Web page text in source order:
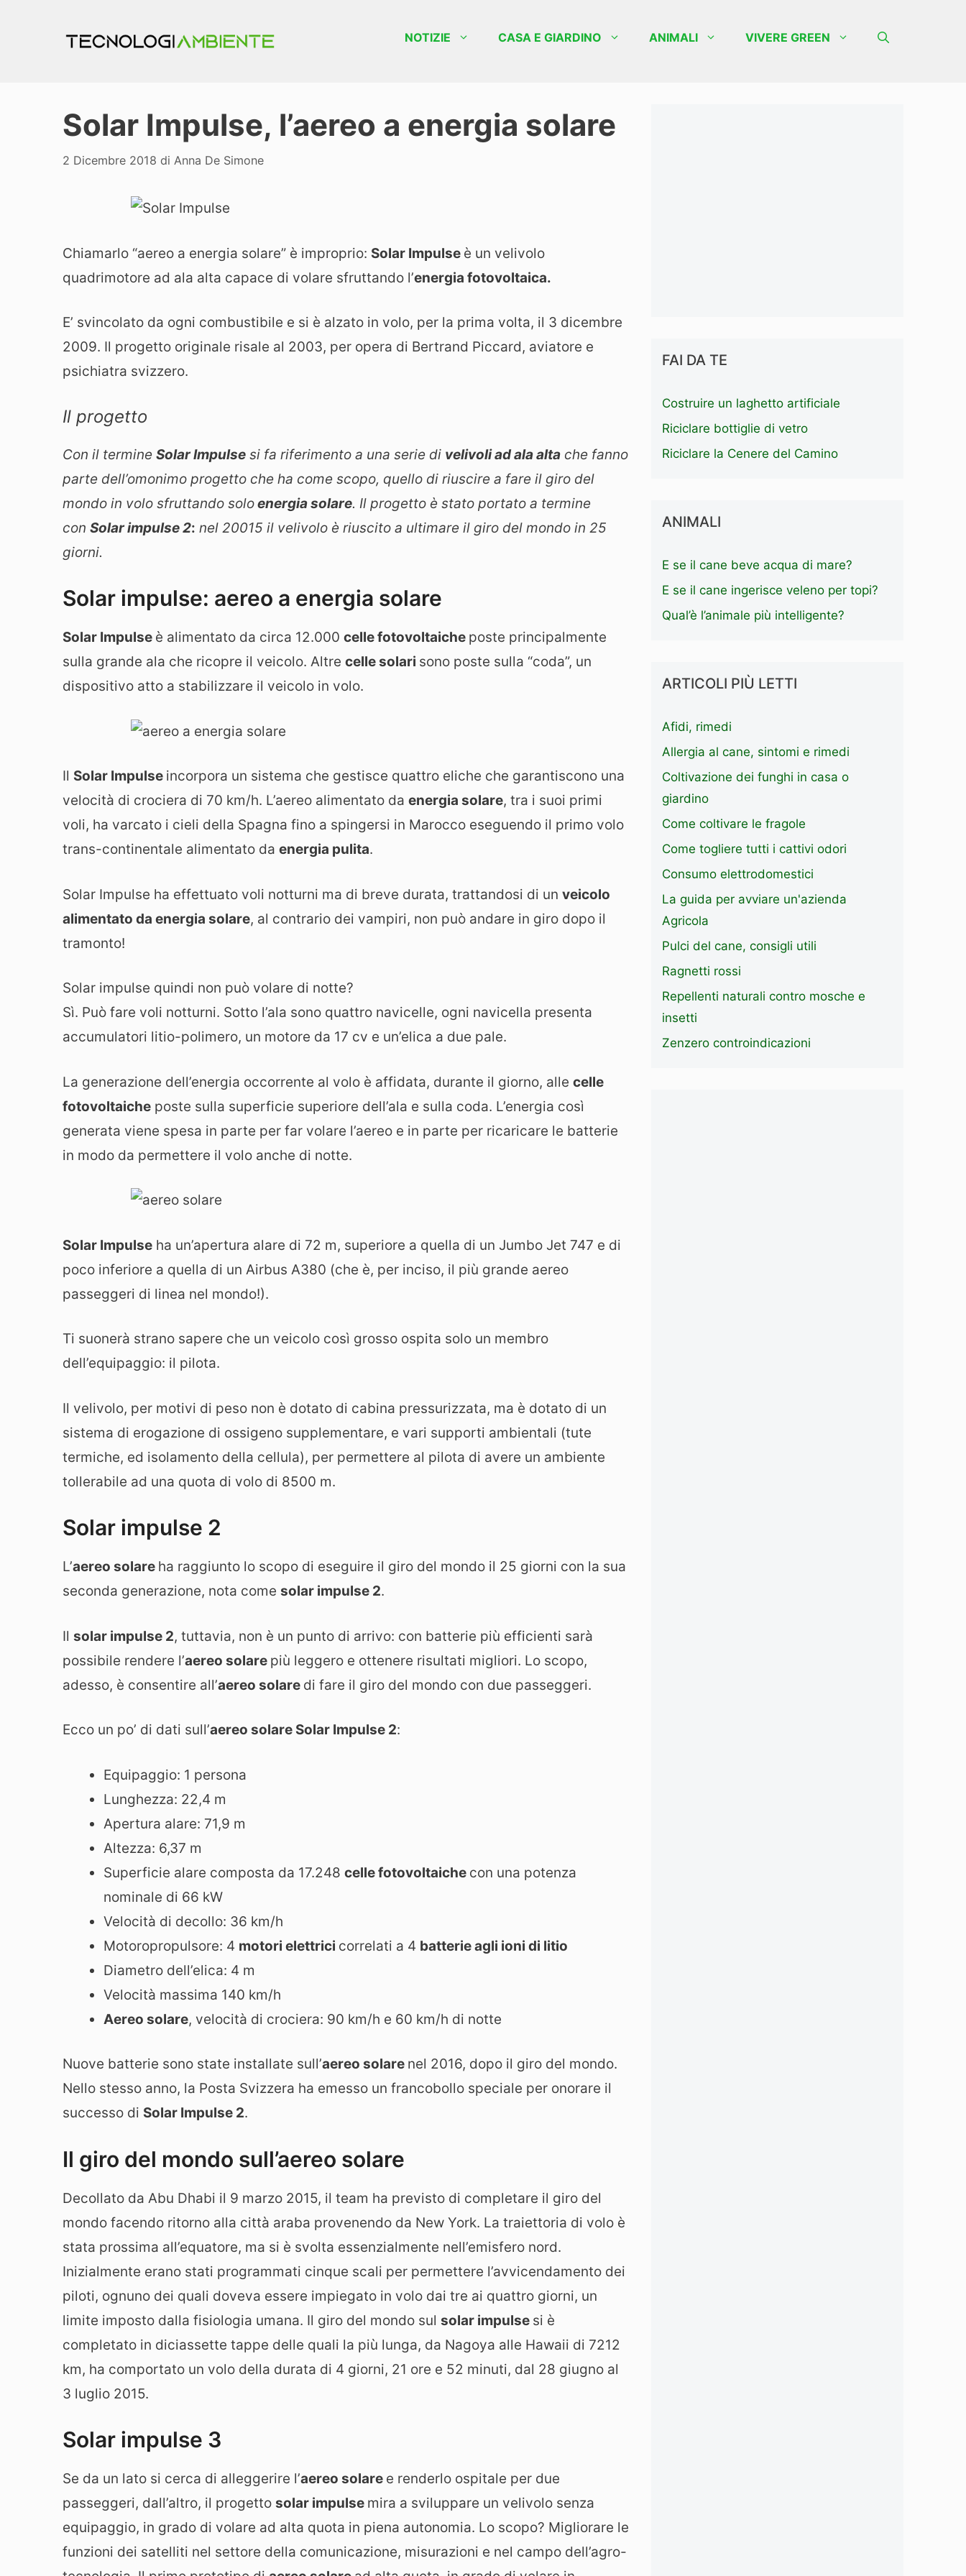
NOTIZIE CASA E GIARDINO ANIMALI VIVERE GREEN
Solar Impulse, l’aereo a energia solare
2 Dicembre 2018 di Anna De Simone
Chiamarlo “aereo a energia solare” è improprio: Solar Impulse è un velivolo
quadrimotore ad ala alta capace di volare sfruttando l’energia fotovoltaica.
E’ svincolato da ogni combustibile e si è alzato in volo, per la prima volta, il 3 dicembre
2009. Il progetto originale risale al 2003, per opera di Bertrand Piccard, aviatore e
psichiatra svizzero.
Il progetto
Con il termine Solar Impulse si fa riferimento a una serie di velivoli ad ala alta che fanno
parte dell’omonimo progetto che ha come scopo, quello di riuscire a fare il giro del
mondo in volo sfruttando soloenergia solare. Il progetto è stato portato a termine
con Solar impulse 2: nel 20015 il velivolo è riuscito a ultimare il giro del mondo in 25
giorni.
Solar impulse: aereo a energia solare
Solar Impulse è alimentato da circa 12.000 celle fotovoltaiche poste principalmente
sulla grande ala che ricopre il veicolo. Altre celle solari sono poste sulla “coda”, un
dispositivo atto a stabilizzare il veicolo in volo.
Il Solar Impulse incorpora un sistema che gestisce quattro eliche che garantiscono una
velocità di crociera di 70 km/h. L’aereo alimentato da energia solare, tra i suoi primi
voli, ha varcato i cieli della Spagna fino a spingersi in Marocco eseguendo il primo volo
trans-continentale alimentato da energia pulita.
Solar Impulse ha effettuato voli notturni ma di breve durata, trattandosi di un veicolo
alimentato da energia solare, al contrario dei vampiri, non può andare in giro dopo il
tramonto!
Solar impulse quindi non può volare di notte?
Sì. Può fare voli notturni. Sotto l’ala sono quattro navicelle, ogni navicella presenta
accumulatori litio-polimero, un motore da 17 cv e un’elica a due pale.
La generazione dell’energia occorrente al volo è affidata, durante il giorno, alle celle
fotovoltaiche poste sulla superficie superiore dell’ala e sulla coda. L’energia così
generata viene spesa in parte per far volare l’aereo e in parte per ricaricare le batterie
in modo da permettere il volo anche di notte.
Solar Impulse ha un’apertura alare di 72 m, superiore a quella di un Jumbo Jet 747 e di
poco inferiore a quella di un Airbus A380 (che è, per inciso, il più grande aereo
passeggeri di linea nel mondo!).
Ti suonerà strano sapere che un veicolo così grosso ospita solo un membro
dell’equipaggio: il pilota.
Il velivolo, per motivi di peso non è dotato di cabina pressurizzata, ma è dotato di un
sistema di erogazione di ossigeno supplementare, e vari supporti ambientali (tute
termiche, ed isolamento della cellula), per permettere al pilota di avere un ambiente
tollerabile ad una quota di volo di 8500 m.
Solar impulse 2
L’aereo solare ha raggiunto lo scopo di eseguire il giro del mondo il 25 giorni con la sua
seconda generazione, nota come solar impulse 2.
Il solar impulse 2, tuttavia, non è un punto di arrivo: con batterie più efficienti sarà
possibile rendere l’aereo solare più leggero e ottenere risultati migliori. Lo scopo,
adesso, è consentire all’aereo solare di fare il giro del mondo con due passeggeri.
Ecco un po’ di dati sull’aereo solare Solar Impulse 2:
Equipaggio: 1 persona
Lunghezza: 22,4 m
Apertura alare: 71,9 m
Altezza: 6,37 m
Superficie alare composta da 17.248 celle fotovoltaiche con una potenza
nominale di 66 kW
Velocità di decollo: 36 km/h
Motoropropulsore: 4 motori elettrici correlati a 4 batterie agli ioni di litio
Diametro dell’elica: 4 m
Velocità massima 140 km/h
Aereo solare, velocità di crociera: 90 km/h e 60 km/h di notte
Nuove batterie sono state installate sull’aereo solare nel 2016, dopo il giro del mondo.
Nello stesso anno, la Posta Svizzera ha emesso un francobollo speciale per onorare il
successo di Solar Impulse 2.
Il giro del mondo sull’aereo solare
Decollato da Abu Dhabi il 9 marzo 2015, il team ha previsto di completare il giro del
mondo facendo ritorno alla città araba provenendo da New York. La traiettoria di volo è
stata prossima all’equatore, ma si è svolta essenzialmente nell’emisfero nord.
Inizialmente erano stati programmati cinque scali per permettere l’avvicendamento dei
piloti, ognuno dei quali doveva essere impiegato in volo dai tre ai quattro giorni, un
limite imposto dalla fisiologia umana. Il giro del mondo sul solar impulse si è
completato in diciassette tappe delle quali la più lunga, da Nagoya alle Hawaii di 7212
km, ha comportato un volo della durata di 4 giorni, 21 ore e 52 minuti, dal 28 giugno al
3 luglio 2015.
Solar impulse 3
Se da un lato si cerca di alleggerire l’aereo solare e renderlo ospitale per due
passeggeri, dall’altro, il progetto solar impulse mira a sviluppare un velivolo senza
equipaggio, in grado di volare ad alta quota in piena autonomia. Lo scopo? Migliorare le
funzioni dei satelliti nel settore della comunicazione, misurazioni e nel campo dell’agro-
FAI DA TE
Costruire un laghetto artificiale
Riciclare bottiglie di vetro
Riciclare la Cenere del Camino
ANIMALI
E se il cane beve acqua di mare?
E se il cane ingerisce veleno per topi?
Qual’è l’animale più intelligente?
ARTICOLI PIÙ LETTI
Afidi, rimedi
Allergia al cane, sintomi e rimedi
Coltivazione dei funghi in casa o
giardino
Come coltivare le fragole
Come togliere tutti i cattivi odori
Consumo elettrodomestici
La guida per avviare un'azienda
Agricola
Pulci del cane, consigli utili
Ragnetti rossi
Repellenti naturali contro mosche e
insetti
Zenzero controindicazioni